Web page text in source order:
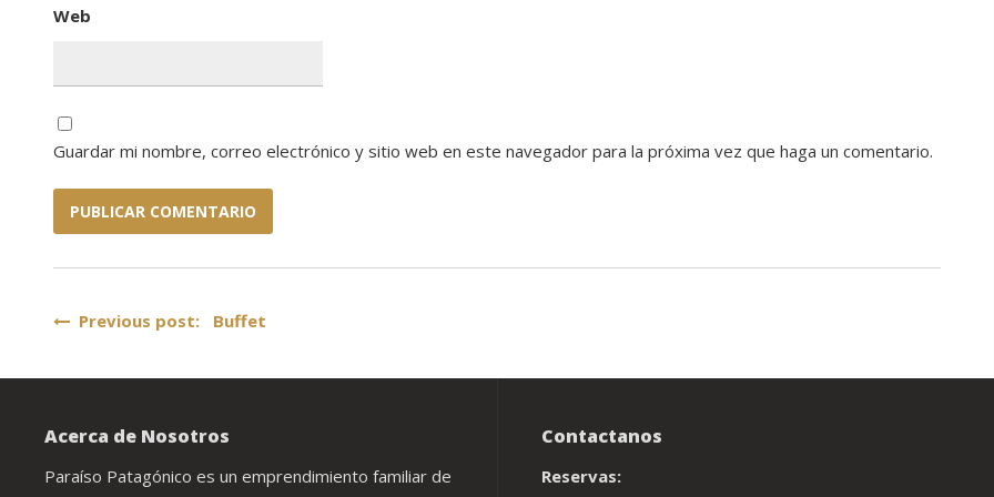
Web
Guardar mi nombre, correo electrónico y sitio web en este navegador para la próxima vez que haga un comentario.
Navegación
Previous post: Buffet
Acerca de Nosotros
Paraíso Patagónico es un emprendimiento familiar de
Contactanos
Reservas: